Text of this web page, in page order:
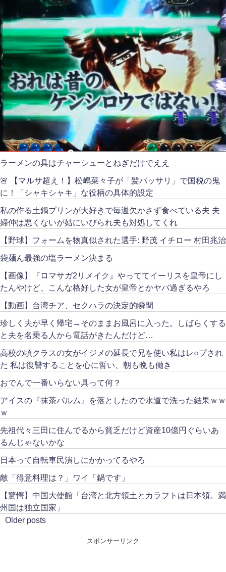
ラーメンの具はチャーシューとねぎだけでええ
🚨 【マルサ超え！】松嶋菜々子が「髪バッサリ」で国税の鬼
に！「シャキシャキ」な役柄の具体的設定
私の作る土鍋プリンが大好きで毎週欠かさず食べている夫 夫
婦仲は悪くないが姑にいびられ夫も対処してくれ
【野球】フォームを物真似された選手: 野茂 イチロー 村田兆治
袋麺ん最強の塩ラーメン決まる
【画像】『ロマサガ2リメイク』やっててイーリスを皇帝にし
たんやけど、こんな格好した女が皇帝とかヤバ過ぎるやろ
【動画】台湾チア、セクハラの決定的瞬間
珍しく夫が早く帰宅→そのままお風呂に入った。しばらくする
と夫を名乗る人から電話がきたんだけど…
高校の頃クラスの女がイジメの延長で兄を使い私はレ○プされ
た 私は復讐することを心に誓い、朝も晩も働き
おでんで一番いらない具って何？
アイスの『抹茶パルム』を落としたので水道で洗った結果ｗｗ
ｗ
先祖代々三田に住んでるから貧乏だけど資産10億円ぐらいあ
るんじゃないかな
日本って自転車民潰しにかかってるやろ
敵「得意料理は？」ワイ「鍋です」
【驚愕】中国大使館「台湾と北方領土とカラフトは日本領。満
州国は独立国家」
Older posts
スポンサーリンク